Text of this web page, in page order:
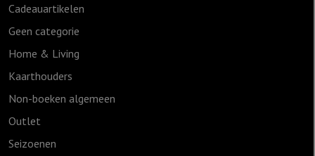
Cadeauartikelen
Geen categorie
Home & Living
Kaarthouders
Non-boeken algemeen
Outlet
Seizoenen